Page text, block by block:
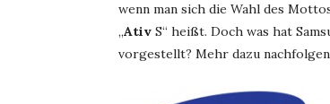
wenn man sich die Wahl des
„Ativ S“ heißt. Doch was hat
vorgestellt? Mehr dazu